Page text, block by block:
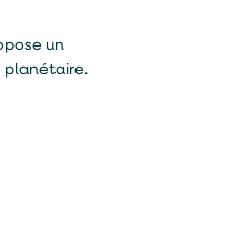
un
planétaire.